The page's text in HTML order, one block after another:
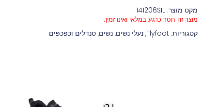
מקט מוצר: 141206SIL
מוצר זה חסר כרגע במלאי ואינו זמין.
קטגוריות: Flyfoot
, נעלי נשים, נשים, סנדלים וכפכפים